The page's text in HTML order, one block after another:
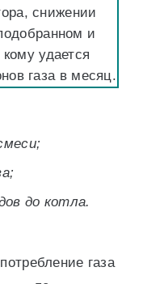
снижении
и
удается
газа в месяц.
до котла.
газа